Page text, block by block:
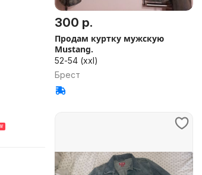
300 р.
Продам куртку мужскую
Mustang.
52-54 (xxl)
Брест